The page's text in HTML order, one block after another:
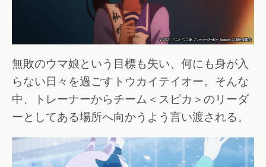
無敗のウマ娘という目標も失い、何にも身が入
らない日々を過ごすトウカイテイオー。そんな
中、トレーナーからチーム＜スピカ＞のリーダ
ーとしてある場所へ向かうよう言い渡される。